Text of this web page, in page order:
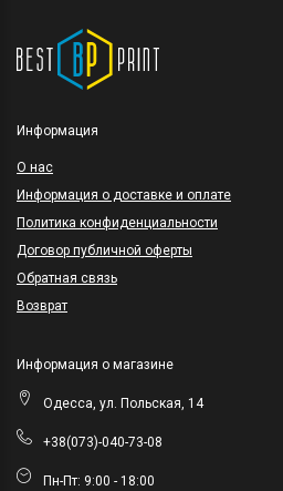
Информация
O нас
Информация о доставке и оплате
Политика конфиденциальности
Договор публичной оферты
Обратная связь
Возврат
Информация о магазине
Одесса, ул. Польская, 14
+38(073)-040-73-08
Пн-Пт: 9:00 - 18:00